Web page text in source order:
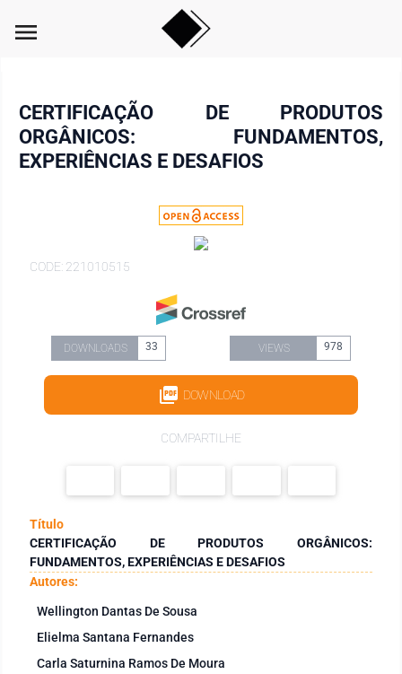
menu
CERTIFICAÇÃO DE PRODUTOS
ORGÂNICOS: FUNDAMENTOS,
EXPERIÊNCIAS E DESAFIOS
CODE: 221010515
DOWNLOADS 33 VIEWS 978
DOWNLOAD
COMPARTILHE
Título
CERTIFICAÇÃO DE PRODUTOS ORGÂNICOS:
FUNDAMENTOS, EXPERIÊNCIAS E DESAFIOS
Autores:
Wellington Dantas De Sousa
Elielma Santana Fernandes
Carla Saturnina Ramos De Moura